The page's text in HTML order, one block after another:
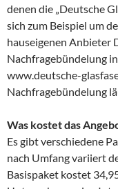
denen die „Deutsche
sich zum Beispiel um
hauseigenen Anbieter
Nachfragebündelung
www.deutsche-
Nachfragebündelung
Was kostet das
Es gibt verschiedene
nach Umfang variiert
Basispaket kostet